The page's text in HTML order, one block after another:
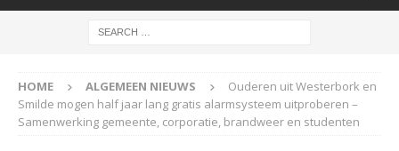
HOME ALGEMEEN NIEUWS
Ouderen uit Westerbork en
Smilde mogen half jaar lang gratis alarmsysteem uitproberen –
Samenwerking gemeente, corporatie, brandweer en studenten